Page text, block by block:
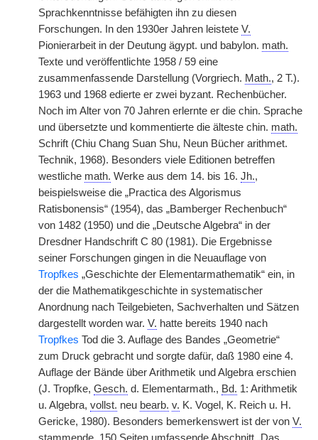
Sprachkenntnisse befähigten ihn zu diesen
Forschungen. In den 1930er Jahren leistete V.
Pionierarbeit in der Deutung ägypt. und babylon. math.
Texte und veröffentlichte 1958 / 59 eine
zusammenfassende Darstellung (Vorgriech. Math., 2 T.).
1963 und 1968 edierte er zwei byzant. Rechenbücher.
Noch im Alter von 70 Jahren erlernte er die chin. Sprache
und übersetzte und kommentierte die älteste chin. math.
Schrift (Chiu Chang Suan Shu, Neun Bücher arithmet.
Technik, 1968). Besonders viele Editionen betreffen
westliche math. Werke aus dem 14. bis 16. Jh.,
beispielsweise die „Practica des Algorismus
Ratisbonensis“ (1954), das „Bamberger Rechenbuch“
von 1482 (1950) und die „Deutsche Algebra“ in der
Dresdner Handschrift C 80 (1981). Die Ergebnisse
seiner Forschungen gingen in die Neuauflage von
Tropfkes „Geschichte der Elementarmathematik“ ein, in
der die Mathematikgeschichte in systematischer
Anordnung nach Teilgebieten, Sachverhalten und Sätzen
dargestellt worden war. V. hatte bereits 1940 nach
Tropfkes Tod die 3. Auflage des Bandes „Geometrie“
zum Druck gebracht und sorgte dafür, daß 1980 eine 4.
Auflage der Bände über Arithmetik und Algebra erschien
(J. Tropfke, Gesch. d. Elementarmath., Bd. 1: Arithmetik
u. Algebra, vollst. neu bearb. v. K. Vogel, K. Reich u. H.
Gericke, 1980). Besonders bemerkenswert ist der von V.